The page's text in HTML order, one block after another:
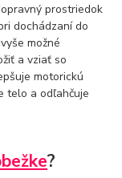
prostriedok
dochádzaní do
možné
a vziať so
motorickú
telo a odľahčuje
?